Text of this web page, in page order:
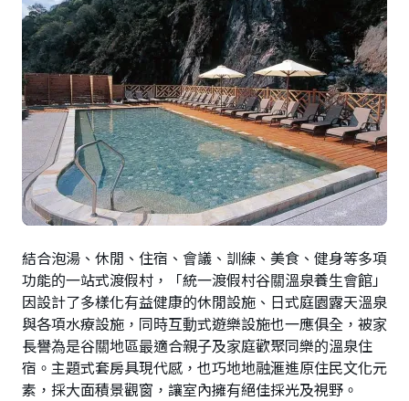
結合泡湯、休閒、住宿、會議、訓練、美食、健身等多項
功能的一站式渡假村，「統一渡假村谷關溫泉養生會館」
因設計了多樣化有益健康的休閒設施、日式庭園露天溫泉
與各項水療設施，同時互動式遊樂設施也一應俱全，被家
長譽為是谷關地區最適合親子及家庭歡聚同樂的溫泉住
宿。主題式套房具現代感，也巧地地融滙進原住民文化元
素，採大面積景觀窗，讓室內擁有絕佳採光及視野。